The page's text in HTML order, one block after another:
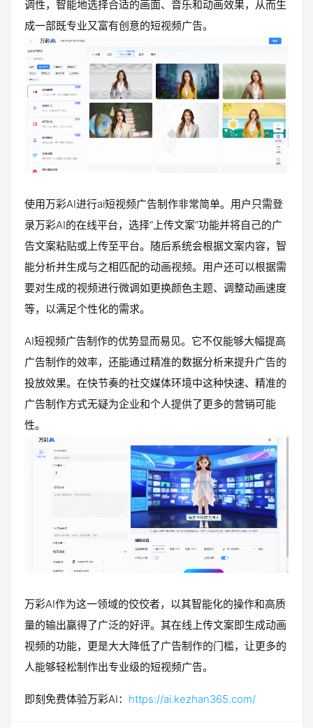
调性，智能地选择合适的画面、音乐和动画效果，从而生
成一部既专业又富有创意的短视频广告。
使用万彩AI进行ai短视频广告制作非常简单。用户只需登
录万彩AI的在线平台，选择“上传文案”功能并将自己的广
告文案粘贴或上传至平台。随后系统会根据文案内容，智
能分析并生成与之相匹配的动画视频。用户还可以根据需
要对生成的视频进行微调如更换颜色主题、调整动画速度
等，以满足个性化的需求。
AI短视频广告制作的优势显而易见。它不仅能够大幅提高
广告制作的效率，还能通过精准的数据分析来提升广告的
投放效果。在快节奏的社交媒体环境中这种快速、精准的
广告制作方式无疑为企业和个人提供了更多的营销可能
性。
万彩AI作为这一领域的佼佼者，以其智能化的操作和高质
量的输出赢得了广泛的好评。其在线上传文案即生成动画
视频的功能，更是大大降低了广告制作的门槛，让更多的
人能够轻松制作出专业级的短视频广告。
即刻免费体验万彩AI： https://ai.kezhan365.com/